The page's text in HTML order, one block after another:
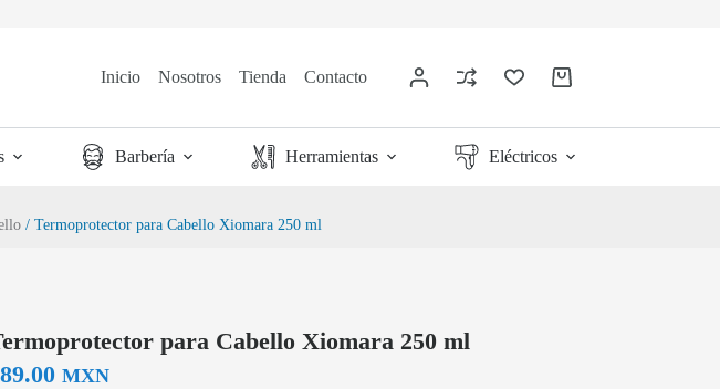
Inicio Nosotros Tienda Contacto
Barbería Herramientas Eléctricos
/ Termoprotector para Cabello Xiomara 250 ml
para Cabello Xiomara 250 ml
89.00 MXN